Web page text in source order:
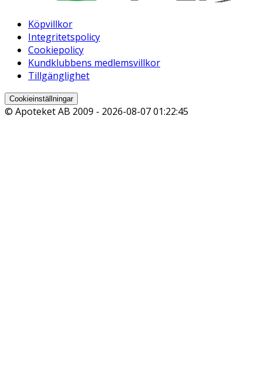
Köpvillkor
Integritetspolicy
Cookiepolicy
Kundklubbens medlemsvillkor
Tillgänglighet
Cookieinställningar
© Apoteket AB 2009 - 2026-08-07 01:22:45